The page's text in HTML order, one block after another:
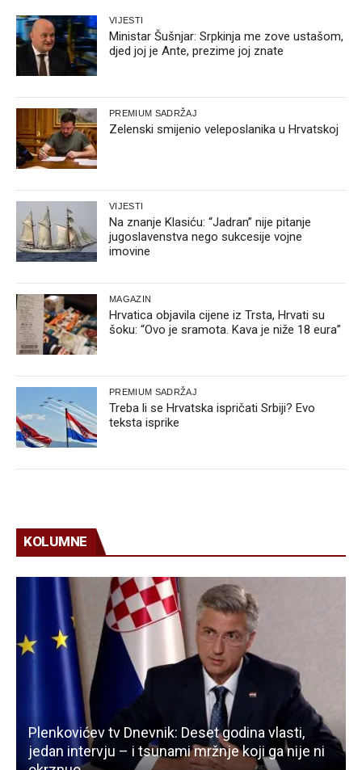
VIJESTI
Ministar Šušnjar: Srpkinja me zove ustašom,
djed joj je Ante, prezime joj znate
PREMIUM SADRŽAJ
Zelenski smijenio veleposlanika u Hrvatskoj
VIJESTI
Na znanje Klasiću: “Jadran” nije pitanje
jugoslavenstva nego sukcesije vojne
imovine
MAGAZIN
Hrvatica objavila cijene iz Trsta, Hrvati su
šoku: “Ovo je sramota. Kava je niže 18 eura”
PREMIUM SADRŽAJ
Treba li se Hrvatska ispričati Srbiji? Evo
teksta isprike
KOLUMNE
Plenkovićev tv Dnevnik: Deset godina vlasti,
jedan intervju – i tsunami mržnje koji ga nije ni